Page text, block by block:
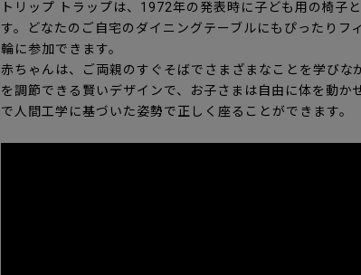
トリップ トラップは、1972年の発表時に子ども用の椅子
す。どなたのご自宅のダイニングテーブルにもぴったり
輪に参加できます。
赤ちゃんは、ご両親のすぐそばでさまざまなことを学び
を調節できる賢いデザインで、お子さまは自由に体を動
で人間工学に基づいた姿勢で正しく座ることができます。